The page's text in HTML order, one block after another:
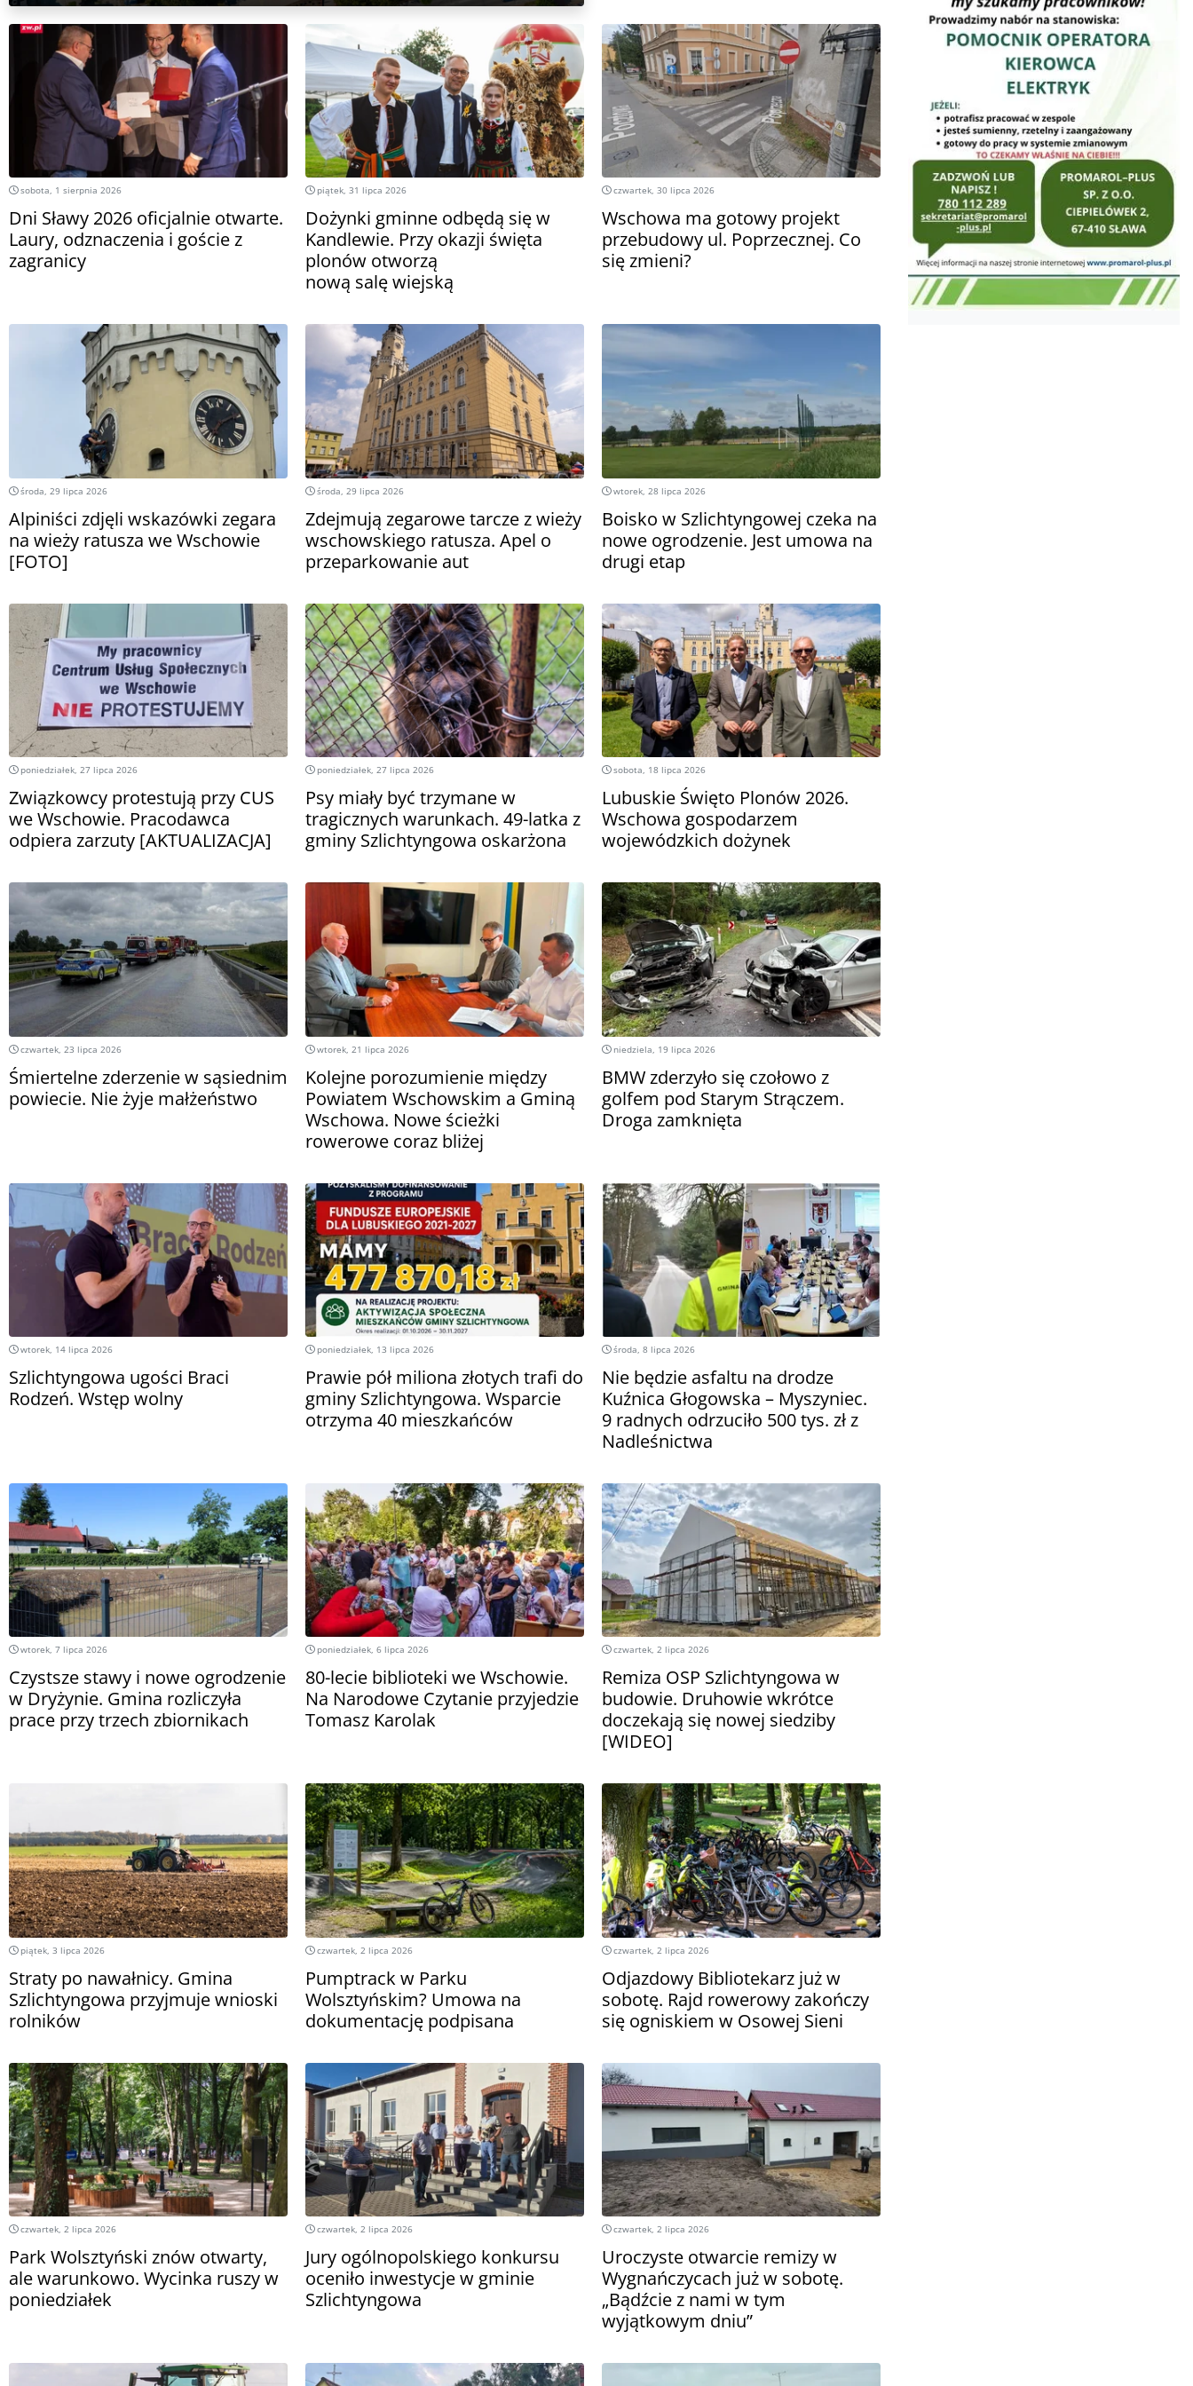
sobota, 1 sierpnia 2026
Dni Sławy 2026 oficjalnie otwarte.
Laury, odznaczenia i goście z
zagranicy
piątek, 31 lipca 2026
Dożynki gminne odbędą się w
Kandlewie. Przy okazji święta
plonów otworzą
nową salę wiejską
czwartek, 30 lipca 2026
Wschowa ma gotowy projekt
przebudowy ul. Poprzecznej. Co
się zmieni?
środa, 29 lipca 2026
Alpiniści zdjęli wskazówki zegara
na wieży ratusza we Wschowie
[FOTO]
środa, 29 lipca 2026
Zdejmują zegarowe tarcze z wieży
wschowskiego ratusza. Apel o
przeparkowanie aut
wtorek, 28 lipca 2026
Boisko w Szlichtyngowej czeka na
nowe ogrodzenie. Jest umowa na
drugi etap
poniedziałek, 27 lipca 2026
Związkowcy protestują przy CUS
we Wschowie. Pracodawca
odpiera zarzuty [AKTUALIZACJA]
poniedziałek, 27 lipca 2026
Psy miały być trzymane w
tragicznych warunkach. 49-latka z
gminy Szlichtyngowa oskarżona
sobota, 18 lipca 2026
Lubuskie Święto Plonów 2026.
Wschowa gospodarzem
wojewódzkich dożynek
czwartek, 23 lipca 2026
Śmiertelne zderzenie w sąsiednim
powiecie. Nie żyje małżeństwo
wtorek, 21 lipca 2026
Kolejne porozumienie między
Powiatem Wschowskim a Gminą
Wschowa. Nowe ścieżki
rowerowe coraz bliżej
niedziela, 19 lipca 2026
BMW zderzyło się czołowo z
golfem pod Starym Strączem.
Droga zamknięta
wtorek, 14 lipca 2026
Szlichtyngowa ugości Braci
Rodzeń. Wstęp wolny
poniedziałek, 13 lipca 2026
Prawie pół miliona złotych trafi do
gminy Szlichtyngowa. Wsparcie
otrzyma 40 mieszkańców
środa, 8 lipca 2026
Nie będzie asfaltu na drodze
Kuźnica Głogowska – Myszyniec.
9 radnych odrzuciło 500 tys. zł z
Nadleśnictwa
wtorek, 7 lipca 2026
Czystsze stawy i nowe ogrodzenie
w Dryżynie. Gmina rozliczyła
prace przy trzech zbiornikach
poniedziałek, 6 lipca 2026
80-lecie biblioteki we Wschowie.
Na Narodowe Czytanie przyjedzie
Tomasz Karolak
czwartek, 2 lipca 2026
Remiza OSP Szlichtyngowa w
budowie. Druhowie wkrótce
doczekają się nowej siedziby
[WIDEO]
piątek, 3 lipca 2026
Straty po nawałnicy. Gmina
Szlichtyngowa przyjmuje wnioski
rolników
czwartek, 2 lipca 2026
Pumptrack w Parku
Wolsztyńskim? Umowa na
dokumentację podpisana
czwartek, 2 lipca 2026
Odjazdowy Bibliotekarz już w
sobotę. Rajd rowerowy zakończy
się ogniskiem w Osowej Sieni
czwartek, 2 lipca 2026
Park Wolsztyński znów otwarty,
ale warunkowo. Wycinka ruszy w
poniedziałek
czwartek, 2 lipca 2026
Jury ogólnopolskiego konkursu
oceniło inwestycje w gminie
Szlichtyngowa
czwartek, 2 lipca 2026
Uroczyste otwarcie remizy w
Wygnańczycach już w sobotę.
„Bądźcie z nami w tym
wyjątkowym dniu”